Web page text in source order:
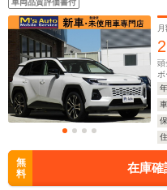
ラ/ETC2.0/20インチホイー
未使用/携帯遠隔操作
車両品質評価書付
頭
無
料
在庫確